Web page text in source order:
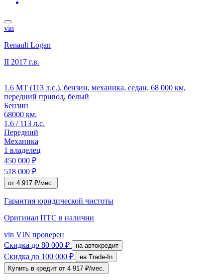
vin
Renault Logan
II 2017 г.в.
1.6 MT (113 л.с.), бензин, механика, седан, 68 000 км,
передний привод, белый
Бензин
68000 км.
1.6 / 113 л.с.
Передний
Механика
1 владелец
450 000 ₽
518 000 ₽
от 4 917 ₽/мес.
Гарантия юридической чистоты
Оригинал ПТС в наличии
vin VIN проверен
Скидка до 80 000 ₽ на автокредит
Скидка до 100 000 ₽
на Trade-In
Купить в кредит от 4 917 ₽/мес.